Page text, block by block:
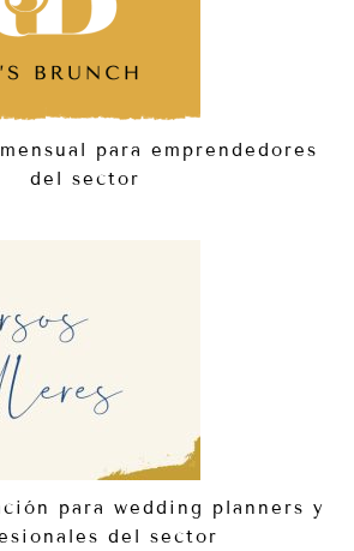
para emprendedores
del sector
para wedding planners y
del sector